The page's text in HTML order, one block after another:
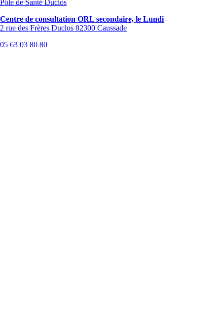
Pôle de Santé Duclos
Centre de consultation ORL secondaire, le Lundi
2 rue des Frères Duclos 82300 Caussade
05 63 03 80 80